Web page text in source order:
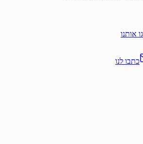
אותנו
כתבו לנו